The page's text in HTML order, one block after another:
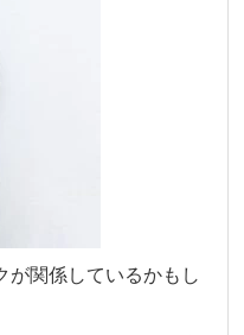
が関係しているかもし